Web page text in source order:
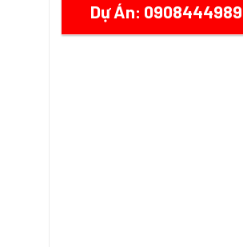
Dự Án: 0908444989